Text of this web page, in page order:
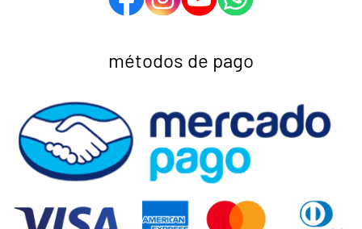
métodos de pago